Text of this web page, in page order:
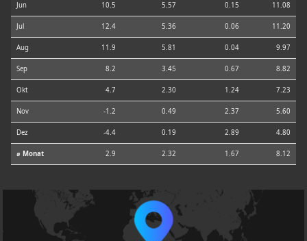
Jun 10.5 5.57 0.15 11.08
Jul 12.4 5.36 0.06 11.20
Aug 11.9 5.81 0.04 9.97
Sep 8.2 3.45 0.67 8.82
Okt 4.7 2.30 1.24 7.23
Nov -1.2 0.49 2.37 5.60
Dez -4.4 0.19 2.89 4.80
⌀ Monat 2.9 2.32 1.67 8.12